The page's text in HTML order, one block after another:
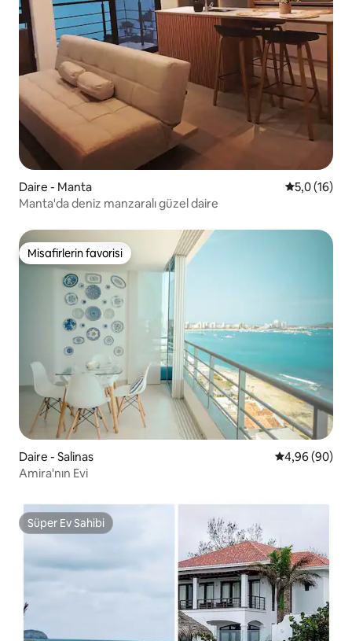
Daire - Manta 55,0 (16)
Manta'da deniz manzaralı güzel daire
Misafirlerin favorisi
Misafirlerin favorisi
Daire - Salinas 5 üzerinden
4,96 (90)
Amira'nın Evi
Süper Ev Sahibi
Süper Ev Sahibi